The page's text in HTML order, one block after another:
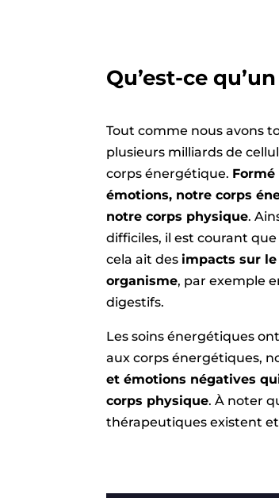
Qu’est-ce
Tout comme nous avons
plusieurs milliards de
corps énergétique. Formé
émotions, notre corps
notre corps physique.
difficiles, il est courant
cela ait des impacts sur
organisme, par exemple
digestifs.
Les soins énergétiques
aux corps énergétiques,
et émotions négatives
corps physique.À noter
thérapeutiques existent